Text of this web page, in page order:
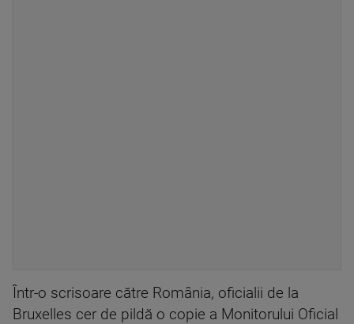
Într-o scrisoare către România, oficialii de la
Bruxelles cer de pildă o copie a Monitorului Oficial